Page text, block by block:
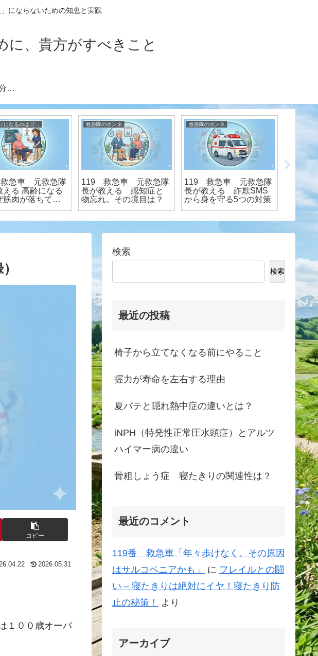
にならないための知恵と実践
に、貴方がすべきこと
119番 救急車 自分も親も実りある老後を送る秘訣（元救急隊長執筆）
寝たきりになるのはゴメンだ 元救急隊長が伝授
急車 元救急隊
える 高齢になる
筋肉が落ちてい
救急隊のホンネ
119 救急車 元救急隊
長が教える 認知症と
物忘れ。その境目は？
救急隊のホンネ
119 救急車 元救急隊
長が教える 詐欺SMS
から身を守る5つの対策
長が
「耳の
ると筋
コピー
2026.05.31
１００歳オーバ
検索
検索
最近の投稿
椅子から立てなくなる前にやること
握力が寿命を左右する理由
夏バテと隠れ熱中症の違いとは？
iNPH（特発性正常圧水頭症）とアルツ
ハイマー病の違い
骨粗しょう症 寝たきりの関連性は？
最近のコメント
119番 救急車「年々歩けなく。その原因
はサルコペニアかも」
に フレイルとの闘
い – 寝たきりは絶対にイヤ！寝たきり防
止の秘策！
より
アーカイブ